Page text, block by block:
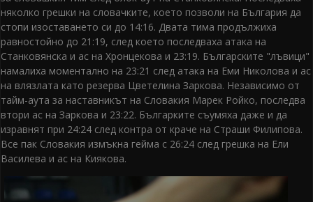
няколко грешки на словачките, което позволи на България да
стопи изоставането си до 14:16. Двата тима продължиха
равностойно до 21:19, след което последваха атака на
Станковянска и ас на Хронцекова и 23:19. Българските "лъвици"
намалиха моментално на 23:21 след атака на Еми Николова и ас
на влязлата като резерва Цветелина Заркова. Независимо от
тайм-аута за наставникът на Словакия Марек Ройко, последва
втори ас на Заркова и 23:22. Българките съумяха даже и да
изравнят при 24:24 след контра от краче на Страши Филипова.
Все пак Словакия измъкна гейма с 26:24 след грешка на Ели
Василева и ас на Киякова.